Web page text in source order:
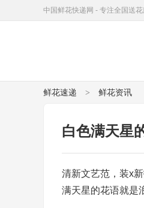
中国鲜花快递网 - 专注全国送花
鲜花速递 > 鲜花资讯
白色满天星
清新文艺范，装x
满天星的花语就是